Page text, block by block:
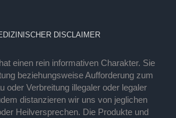
DISCLAIMER
einen rein informativen Charakter. Sie
beziehungsweise Aufforderung zum
oder Verbreitung illegaler oder legaler
distanzieren wir uns von jeglichen
Heilversprechen. Die Produkte und